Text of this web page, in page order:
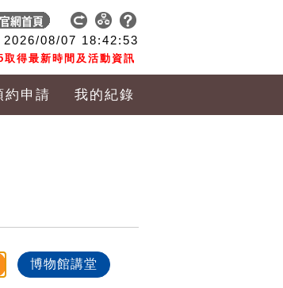
2026/08/07 18:42:53
得最新時間及活動資訊
約申請 我的紀錄
博物館講堂